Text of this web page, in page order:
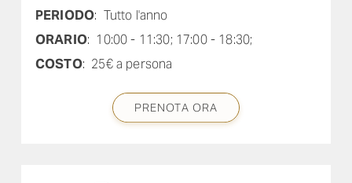
PERIODO: Tutto l'anno
ORARIO: 10:00 - 11:30; 17:00 - 18:30;
COSTO: 25€ a persona
PRENOTA ORA